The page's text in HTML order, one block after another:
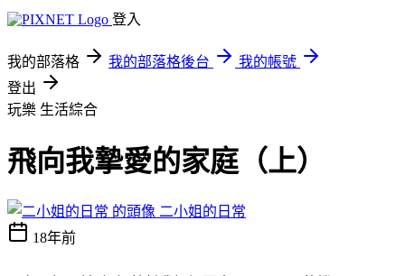
登入
我的部落格 我的部落格後台
我的帳號
登出
玩樂 生活綜合
飛向我摯愛的家庭（上）
二小姐的日常
18年前